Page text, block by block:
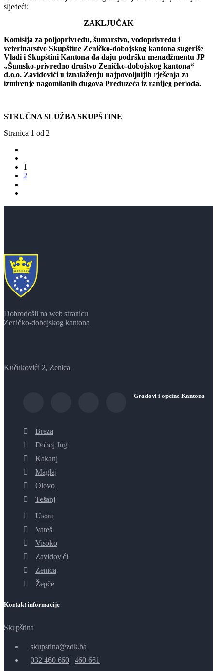
sljedeći:
ZAKLJUČAK
Komisija za poljoprivredu, šumarstvo, vodoprivredu i
veterinarstvo Skupštine Zeničko-dobojskog kantona sugeriše
Vladi i Skupštini Kantona da daju podršku menadžmentu JP
„Šumsko-privredno društvo Zeničko-dobojskog kantona“
d.o.o. Zavidovići u iznalaženju najpovoljnijih rješenja za
izmirenje nagomilanih dugova Preduzeća iz ranijeg perioda.
STRUČNA SLUŽBA SKUPŠTINE
Stranica 1 od 2
1
2
Dobrodošli na web stranicu
Zeničko-dobojskog kantona
Kučukovići 2, Zenica
Gradovi i općine Kantona
Breza
Doboj Jug
Kakanj
Maglaj
Olovo
Tešanj
Usora
Vareš
Visoko
Zavidovići
Zenica
Žepče
Kontakt informacije
Skupština
skupstina@zdk.ba
032 460 660 | 460 661